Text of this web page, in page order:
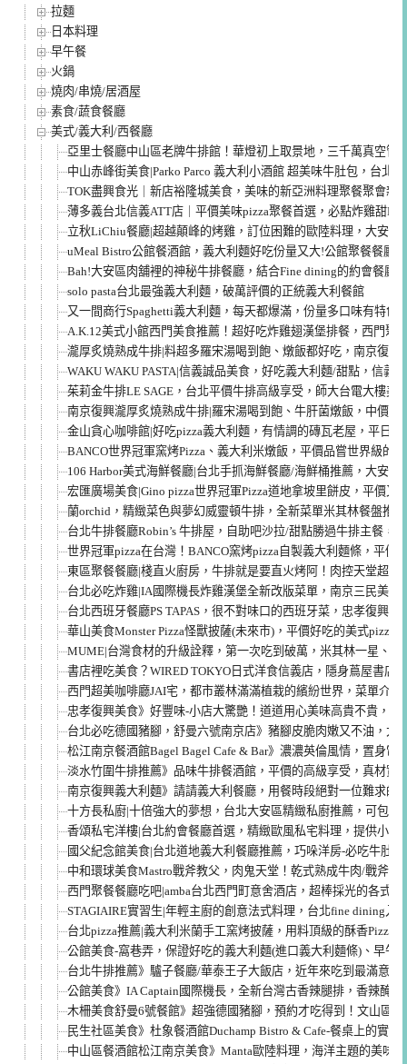
拉麵
日本料理
早午餐
火鍋
燒肉/串燒/居酒屋
素食/蔬食餐廳
美式/義大利/西餐廳
亞里士餐廳中山區老牌牛排館！華燈初上取景地，三千萬真空管
中山赤峰街美食|Parko Parco 義大利小酒館 超美味牛肚包，台北
TOK盡興食光｜新店裕隆城美食，美味的新亞洲料理聚餐聚會新
薄多義台北信義ATT店｜平價美味pizza聚餐首選，必點炸雞甜
立秋LiChiu餐廳|超越顛峰的烤雞，訂位困難的歐陸料理，大安區
uMeal Bistro公館餐酒館，義大利麵好吃份量又大!公館聚餐餐廳
Bah!大安區肉舖裡的神秘牛排餐廳，結合Fine dining的約會餐廳(
solo pasta台北最強義大利麵，破萬評價的正統義大利餐館
又一間商行Spaghetti義大利麵，每天都爆滿，份量多口味有特色
A.K.12美式小館西門美食推薦！超好吃炸雞翅漢堡排餐，西門聚
瀧厚炙燒熟成牛排|料超多羅宋湯喝到飽、燉飯都好吃，南京復興
WAKU WAKU PASTA|信義誠品美食，好吃義大利麵/甜點，信義
茱莉金牛排LE SAGE，台北平價牛排高級享受，師大台電大樓美
南京復興瀧厚炙燒熟成牛排|羅宋湯喝到飽、牛肝菌燉飯，中價位
金山貪心咖啡館|好吃pizza義大利麵，有情調的磚瓦老屋，平日也
BANCO世界冠軍窯烤Pizza、義大利米燉飯，平價品嘗世界級的
106 Harbor美式海鮮餐廳|台北手抓海鮮餐廳/海鮮桶推薦，大安區
宏匯廣場美食|Gino pizza世界冠軍Pizza道地拿坡里餅皮，平價又
蘭orchid，精緻菜色與夢幻威靈頓牛排，全新菜單米其林餐盤推
台北牛排餐廳Robin’s 牛排屋，自助吧沙拉/甜點勝過牛排主餐，
世界冠軍pizza在台灣！BANCO窯烤pizza自製義大利麵條，平價
東區聚餐餐廳|棧直火廚房，牛排就是要直火烤阿！肉控天堂超狂
台北必吃炸雞|IA國際機長炸雞漢堡全新改版菜單，南京三民美食
台北西班牙餐廳PS TAPAS，很不對味口的西班牙菜，忠孝復興餐
華山美食Monster Pizza怪獸披薩(未來市)，平價好吃的美式pizza
MUME|台灣食材的升級詮釋，第一次吃到破萬，米其林一星、亞
書店裡吃美食？WIRED TOKYO日式洋食信義店，隱身蔦屋書店
西門超美咖啡廳JAI宅，都市叢林滿滿植栽的繽紛世界，菜單介紹
忠孝復興美食》好豐味-小店大驚艷！道道用心美味高貴不貴，東
台北必吃德國豬腳，舒曼六號南京店》豬腳皮脆肉嫩又不油，大
松江南京餐酒館Bagel Bagel Cafe & Bar》濃濃英倫風情，置身電
淡水竹圍牛排推薦》品味牛排餐酒館，平價的高級享受，真材實
南京復興義大利麵》請請義大利餐廳，用餐時段絕對一位難求的
十方長私廚|十倍強大的夢想，台北大安區精緻私廚推薦，可包場
香頌私宅洋樓|台北約會餐廳首選，精緻歐風私宅料理，提供小型
國父紀念館美食|台北道地義大利餐廳推薦，巧哚洋房-必吃牛肚
中和環球美食Mastro戰斧教父，肉鬼天堂！乾式熟成牛肉/戰斧
西門聚餐餐廳吃吧|amba台北西門町意舍酒店，超棒採光的各式
STAGIAIRE實習生|年輕主廚的創意法式料理，台北fine dining入
台北pizza推薦|義大利米蘭手工窯烤披薩，用料頂級的酥香Pizza
公館美食-窩巷弄，保證好吃的義大利麵(進口義大利麵條)、早午
台北牛排推薦》驢子餐廳/華泰王子大飯店，近年來吃到最滿意的
公館美食》IA Captain國際機長，全新台灣古香辣腿排，香辣醃
木柵美食舒曼6號餐館》超強德國豬腳，預約才吃得到！文山區
民生社區美食》杜象餐酒館Duchamp Bistro & Cafe-餐桌上的實驗
中山區餐酒館松江南京美食》Manta歐陸料理，海洋主題的美味